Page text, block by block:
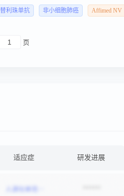
向性治疗分子。
利珠单抗 非小细胞肺癌 Affimed NV
页
适应症 研发进展